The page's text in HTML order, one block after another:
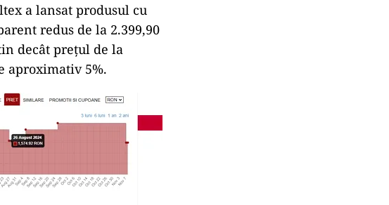
a lansat produsul cu
redus de la 2.399,90
decât prețul de la
aproximativ 5%.